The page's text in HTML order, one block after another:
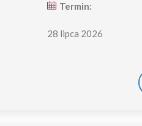
Termin:
28 lipca 2026